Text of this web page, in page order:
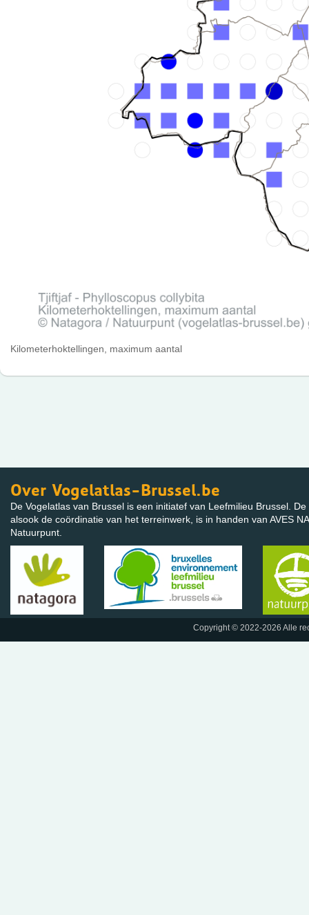
Kilometerhoktellingen, maximum aantal
Over Vogelatlas-Brussel.be
De Vogelatlas van Brussel is een initiatef van Leefmilieu Brussel.
alsook de coördinatie van het terreinwerk, is in handen van AVES
Natuurpunt.
Copyright © 2022-2026 Alle